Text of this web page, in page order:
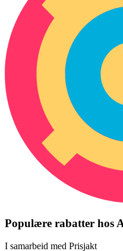
Populære rabatter hos
I samarbeid med Prisjakt